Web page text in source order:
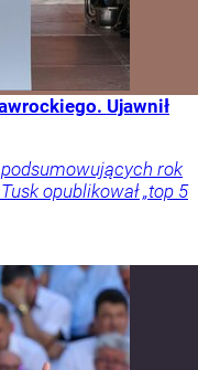
Ujawnił
rok
opublikował „top 5